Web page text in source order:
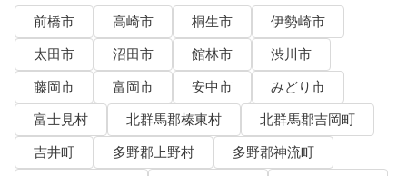
前橋市 高崎市 桐生市
伊勢崎市
太田市
沼田市 館林市
渋川市
藤岡市
富岡市 安中市
みどり市
富士見村
北群馬郡榛東村
北群馬郡吉岡町
吉井町
多野郡上野村
多野郡神流町